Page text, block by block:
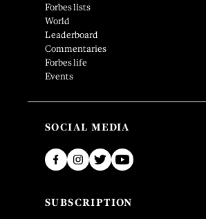
Forbes lists
World
Leaderboard
Commentaries
Forbes life
Events
SOCIAL MEDIA
SUBSCRIPTION